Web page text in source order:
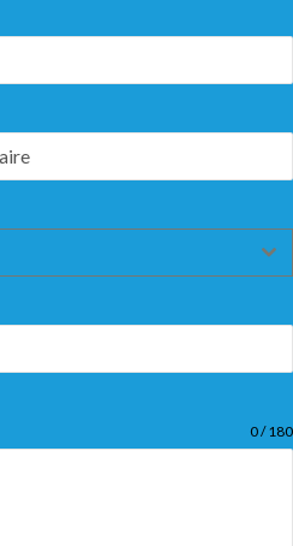
0 / 180